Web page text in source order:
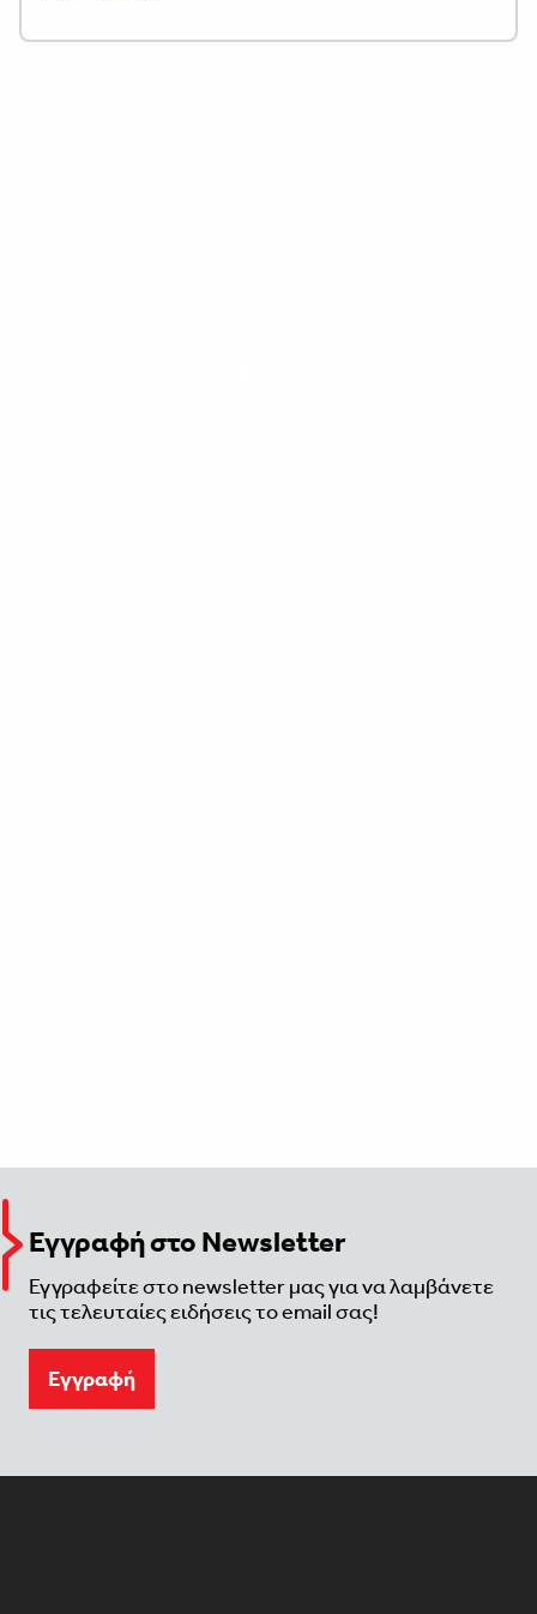
Εγγραφή στο Newsletter
Εγγραφείτε στο newsletter μας για να λαμβάνετε
τις τελευταίες ειδήσεις το email σας!
Eγγραφή